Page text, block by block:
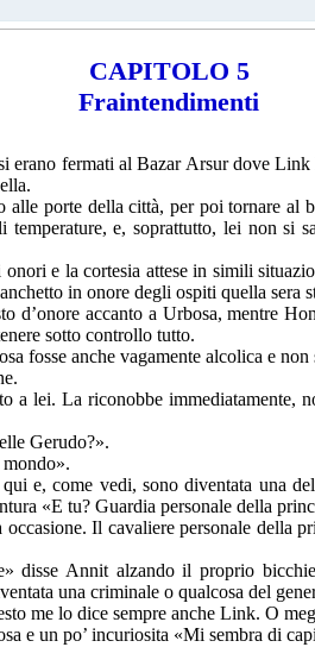
CAPITOLO 5
Fraintendimenti
fermati al Bazar Arsur dove
porte della città, per poi tornare al
e, soprattutto, lei non si
e la cortesia attese in simili
in onore degli ospiti quella sera
accanto a Urbosa, mentre
sotto controllo tutto.
fosse anche vagamente alcolica e
a lei. La riconobbe
Gerudo?».
e, come vedi, sono diventata una
«E tu? Guardia personale della
Il cavaliere personale della
disse Annit alzando il proprio
una criminale o qualcosa del
me lo dice sempre anche Link. O
e un po’ incuriosita «Mi sembra di